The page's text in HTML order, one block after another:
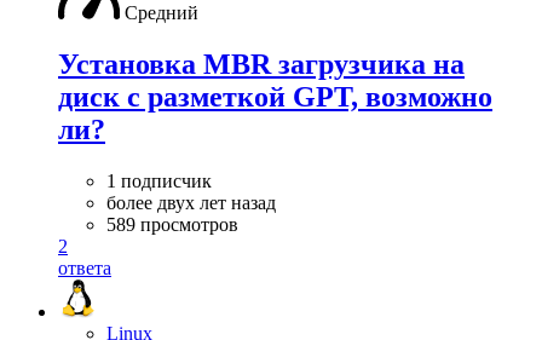
Средний
Установка MBR загрузчика на
диск c разметкой GPT, возможно
ли?
1 подписчик
более двух лет назад
589 просмотров
2
ответа
Linux